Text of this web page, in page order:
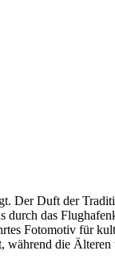
Der Duft der
durch das
Fotomotiv für
während die